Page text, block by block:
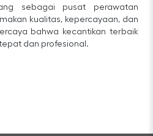
sebagai pusat perawatan
kualitas, kepercayaan, dan
bahwa kecantikan terbaik
dan profesional.